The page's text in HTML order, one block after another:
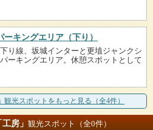
キングエリア（下り）
り線、坂城インターと更埴ジャンクシ
ーキングエリア。休憩スポットとして
観光スポットをもっと見る（全4件）
工房」 観光スポット（全0件）